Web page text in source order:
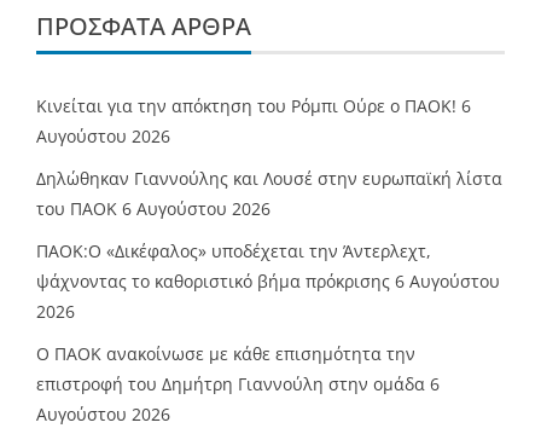
ΠΡΌΣΦΑΤΑ ΆΡΘΡΑ
Κινείται για την απόκτηση του Ρόμπι Ούρε ο ΠΑΟΚ! 6
Αυγούστου 2026
Δηλώθηκαν Γιαννούλης και Λουσέ στην ευρωπαϊκή λίστα
του ΠΑΟΚ 6 Αυγούστου 2026
ΠΑΟΚ:Ο «Δικέφαλος» υποδέχεται την Άντερλεχτ,
ψάχνοντας το καθοριστικό βήμα πρόκρισης 6 Αυγούστου
2026
Ο ΠΑΟΚ ανακοίνωσε με κάθε επισημότητα την
επιστροφή του Δημήτρη Γιαννούλη στην ομάδα 6
Αυγούστου 2026